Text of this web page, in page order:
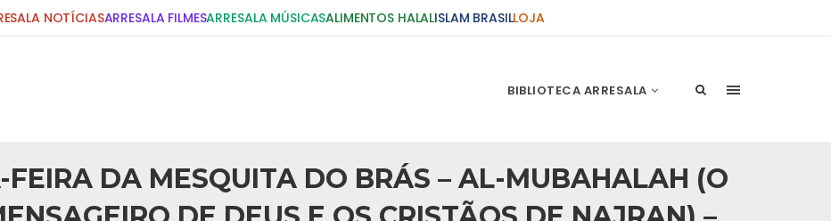
NOTÍCIASARRESALA FILMESARRESALA MÚSICASALIMENTOS HALALISLAM BRASILLOJA
BIBLIOTECA ARRESALA
FEIRA DA MESQUITA DO BRÁS – AL-MUBAHALAH (O